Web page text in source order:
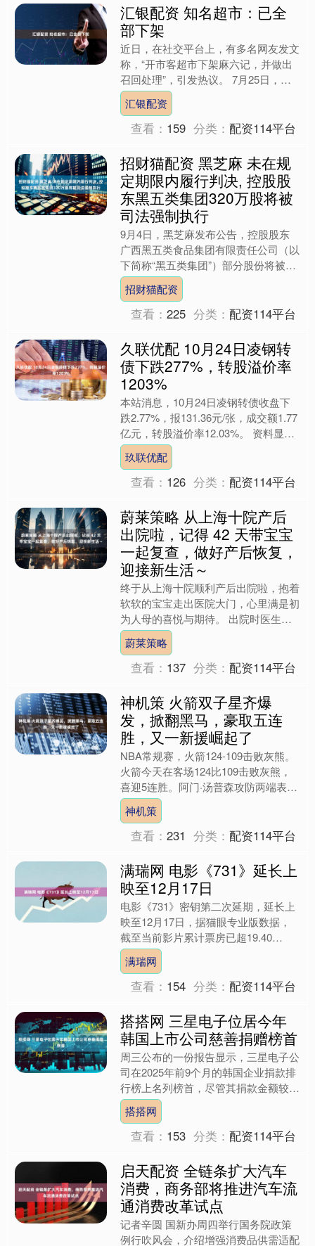
汇银配资 知名超市：已全
部下架
近日，在社交平台上，有多名网友发文
称，“开市客超市下架麻六记，并做出
召回处理”，引发热议。 7月25日，据
蓝鲸新闻，开市客(Costco)上海门店工
作人员回应称....
汇银配资
查看： 159 分类：配资114平台
招财猫配资 黑芝麻 未在规
定期限内履行判决, 控股股
东黑五类集团320万股将被
司法强制执行
9月4日，黑芝麻发布公告，控股股东
广西黑五类食品集团有限责任公司（以
下简称“黑五类集团”）部分股份将被司
法强制执行。根据南昌市新建区人民法
院的协助执行通知书，该....
招财猫配资
查看：225 分类：配资114平台
久联优配 10月24日凌钢转
债下跌277%，转股溢价率
1203%
本站消息，10月24日凌钢转债收盘下
跌2.77%，报131.36元/张，成交额1.77
亿元，转股溢价率12.03%。 资料显
示，凌钢转债信用级别为“AA”，债券....
玖联优配
查看： 126 分类：配资114平台
蔚莱策略 从上海十院产后
出院啦，记得 42 天带宝宝
一起复查，做好产后恢复，
迎接新生活～
终于从上海十院顺利产后出院啦，抱着
软软的宝宝走出医院大门，心里满是初
为人母的喜悦与期待。 出院时医生反
复叮嘱，一定要记得产后 42 天，带着
宝宝一起回院复查。到....
蔚莱策略
查看： 137 分类：配资114平台
神机策 火箭双子星齐爆
发，掀翻黑马，豪取五连
胜，又一新援崛起了
NBA常规赛，火箭124-109击败灰熊。
火箭今天在客场124比109击败灰熊，
喜迎5连胜。阿门·汤普森攻防两端表现
全面，打了38分钟26投13中，三分3中
1....
神机策
查看：231 分类：配资114平台
满瑞网 电影《731》延长上
映至12月17日
电影《731》密钥第二次延期，延长上
映至12月17日，据猫眼专业版数据，
截至当前影片累计票房已超19.40
亿。....
满瑞网
查看： 154 分类：配资114平台
搭搭网 三星电子位居今年
韩国上市公司慈善捐赠榜首
周三公布的一份报告显示，三星电子公
司在2025年前9个月的韩国企业捐款排
行榜上名列榜首，尽管其捐款金额较上
年同期有所下降。 根据行业追踪机构
CEO Score发....
搭搭网
查看： 153 分类：配资114平台
启天配资 全链条扩大汽车
消费，商务部将推进汽车流
通消费改革试点
记者辛圆 国新办周四举行国务院政策
例行吹风会，介绍增强消费品供需适配